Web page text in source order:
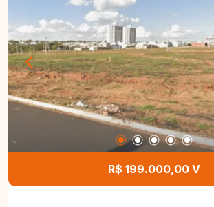
armários,e todas com ar-
ainda de lavabo, cozinha completa
área de serviço separada. O
piscina, quadra de futebol, salão de
academia, sala de jogos e portaria
garantindo lazer, segurança e
moradores. Entre em contato para mais
informações e conheça esta
oportunidade de morar com
e qualidade de vida em um dos
desejados de Uberlândia.
R$ 199.000,00 V